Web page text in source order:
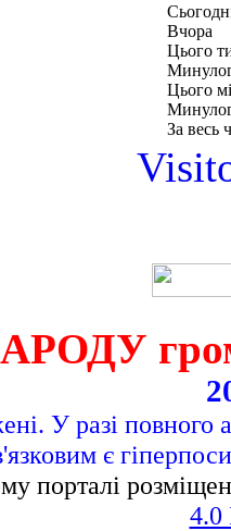
Вчора
Цього
Цього
За весь
У разі повного
є
порталі
4.0